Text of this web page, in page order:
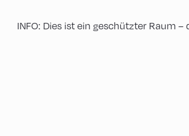
INFO: Dies ist ein geschützter Raum